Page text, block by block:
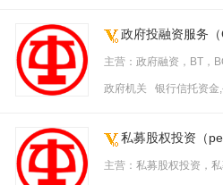
政府投融资服务
主营：政府融资，BT，
政府机关 银行信托资金
私募股权投资（
主营：私募股权投资，